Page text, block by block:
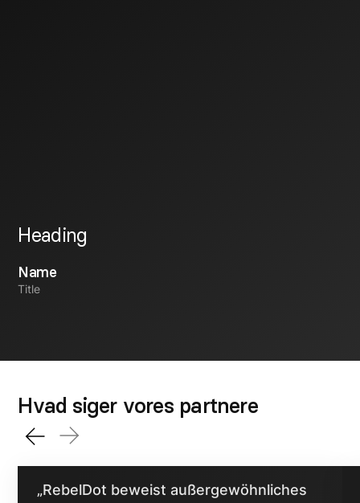
Heading
Name
Title
Hvad siger vores partnere
„RebelDot beweist außergewöhnliches